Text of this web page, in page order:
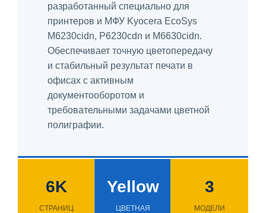
разработанный специально для
принтеров и МФУ Kyocera EcoSys
M6230cidn, P6230cdn и M6630cidn.
Обеспечивает точную цветопередачу
и стабильный результат печати в
офисах с активным
документооборотом и
требовательными задачами цветной
полиграфии.
6K
СТРАНИЦ
Yellow
ЦВЕТНАЯ
3
МОДЕЛИ